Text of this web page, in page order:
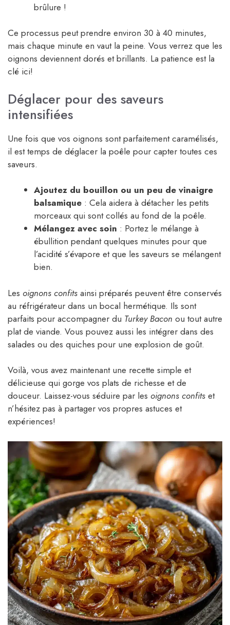
brûlure !
Ce processus peut prendre environ 30 à 40 minutes,
mais chaque minute en vaut la peine. Vous verrez que les
oignons deviennent dorés et brillants. La patience est la
clé ici!
Déglacer pour des saveurs
intensifiées
Une fois que vos oignons sont parfaitement caramélisés,
il est temps de déglacer la poêle pour capter toutes ces
saveurs.
Ajoutez du bouillon ou un peu de vinaigre
balsamique : Cela aidera à détacher les petits
morceaux qui sont collés au fond de la poêle.
Mélangez avec soin : Portez le mélange à
ébullition pendant quelques minutes pour que
l’acidité s’évapore et que les saveurs se mélangent
bien.
Les oignons confits ainsi préparés peuvent être conservés
au réfrigérateur dans un bocal hermétique. Ils sont
parfaits pour accompagner du Turkey Bacon ou tout autre
plat de viande. Vous pouvez aussi les intégrer dans des
salades ou des quiches pour une explosion de goût.
Voilà, vous avez maintenant une recette simple et
délicieuse qui gorge vos plats de richesse et de
douceur. Laissez-vous séduire par les oignons confits et
n’hésitez pas à partager vos propres astuces et
expériences!